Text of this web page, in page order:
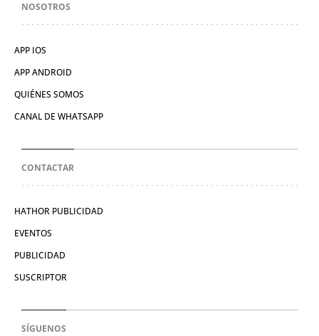
NOSOTROS
APP IOS
APP ANDROID
QUIÉNES SOMOS
CANAL DE WHATSAPP
CONTACTAR
HATHOR PUBLICIDAD
EVENTOS
PUBLICIDAD
SUSCRIPTOR
SÍGUENOS